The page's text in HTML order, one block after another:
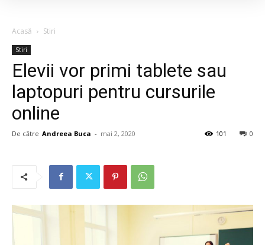
Acasă Stiri
Stiri
Elevii vor primi tablete sau
laptopuri pentru cursurile
online
De către Andreea Buca - mai 2, 2020 0
101